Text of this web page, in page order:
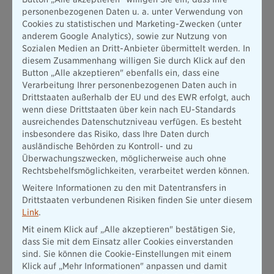
Personalisierte Klanglandschaften: Die KI generiert
entspannende Sounds für Fokus, Schlaf oder Entspannung.
Automatische Anpassung: Inhalte passen sich an Tageszeit
oder Aktivität an.
Fokus- und Schlafprogramme: Spezielle Audioprogramme
unterstützen Konzentration oder Erholung.
Vorteile
individuelle Entspannungsprogramme
Unterstützung bei Stressabbau und Konzentration
einfache Nutzung im Alltag
Risiken und Grenzen von
KI-Apps
So hilfreich viele KI-Anwendungen
personenbezogenen Daten u. a. unter Verwendung von
Cookies zu statistischen und Marketing-Zwecken (unter
anderem Google Analytics), sowie zur Nutzung von
Sozialen Medien an Dritt-Anbieter übermittelt werden. In
diesem Zusammenhang willigen Sie durch Klick auf den
Button „Alle akzeptieren" ebenfalls ein, dass eine
Verarbeitung Ihrer personenbezogenen Daten auch in
Drittstaaten außerhalb der EU und des EWR erfolgt, auch
wenn diese Drittstaaten über kein nach EU-Standards
ausreichendes Datenschutzniveau verfügen. Es besteht
insbesondere das Risiko, dass Ihre Daten durch
ausländische Behörden zu Kontroll- und zu
Überwachungszwecken, möglicherweise auch ohne
Rechtsbehelfsmöglichkeiten, verarbeitet werden können.
Weitere Informationen zu den mit Datentransfers in
Drittstaaten verbundenen Risiken finden Sie unter diesem
Link.
Mit einem Klick auf „Alle akzeptieren" bestätigen Sie,
dass Sie mit dem Einsatz aller Cookies einverstanden
sind. Sie können die Cookie-Einstellungen mit einem
Klick auf „Mehr Informationen" anpassen und damit